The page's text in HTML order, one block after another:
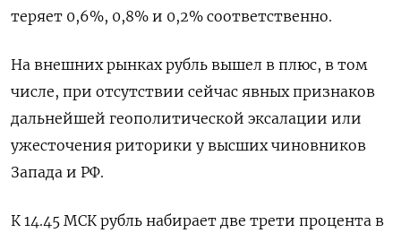
теряет 0,6%, 0,8% и 0,2% соответственно.
На внешних рынках рубль вышел в плюс, в том
числе, при отсутствии сейчас явных признаков
дальнейшей геополитической эксалации или
ужесточения риторики у высших чиновников
Запада и РФ.
К 14.45 МСК рубль набирает две трети процента в